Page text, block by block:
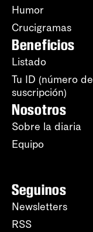
Humor
Crucigramas
Beneficios
Listado
Tu ID (número de
suscripción)
Nosotros
Sobre la diaria
Equipo
Seguinos
Newsletters
RSS